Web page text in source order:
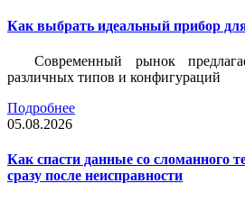
Как выбрать идеальный прибор
Современный рынок
различных типов и конфигураций
Подробнее
05.08.2026
Как спасти данные со сломанного
сразу после неисправности